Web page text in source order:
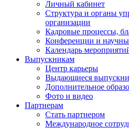
Личный кабинет
Структура и органы
организации
Кадровые процессы,
Конференции и
Календарь
Выпускникам
Центр карьеры
Выдающиеся
Дополнительное
Фото и видео
Партнерам
Стать партнером
Международное